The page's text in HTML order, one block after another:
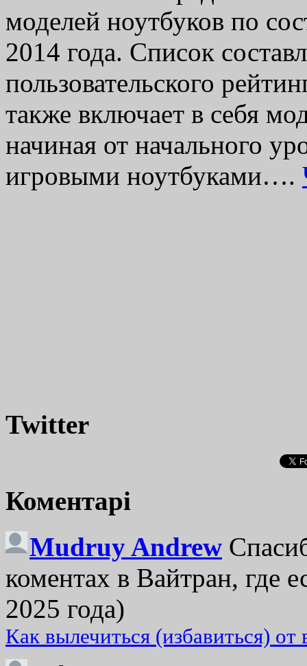
моделей ноутбуков по
2014 года. Список
пользовательского
также включает в себя
начиная от начального
игровыми ноутбуками….
Twitter
Коментарі
Mudruy Andrew
коментах в Вайтран, где
2025 года)
Как вылечиться (избавиться)